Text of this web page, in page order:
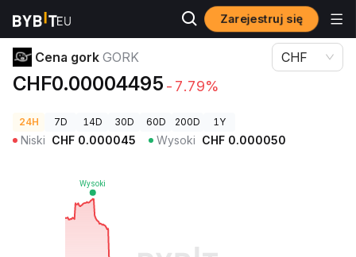
Zarejestruj się
Ceny kryptowalut Cena gork GORK
Cena gork GORK
CHF0.00004495 -7.79%
CHF
24H 7D 14D 30D 60D 200D 1Y
Niski CHF 0.000045 Wysoki CHF 0.000050